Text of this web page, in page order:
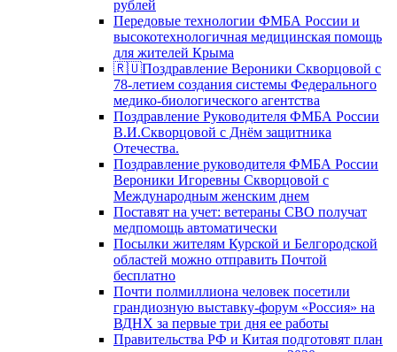
рублей
Передовые технологии ФМБА России и
высокотехнологичная медицинская помощь
для жителей Крыма
🇷🇺Поздравление Вероники Скворцовой с
78-летием создания системы Федерального
медико-биологического агентства
Поздравление Руководителя ФМБА России
В.И.Скворцовой с Днём защитника
Отечества.
Поздравление руководителя ФМБА России
Вероники Игоревны Скворцовой с
Международным женским днем
Поставят на учет: ветераны СВО получат
медпомощь автоматически
Посылки жителям Курской и Белгородской
областей можно отправить Почтой
бесплатно
Почти полмиллиона человек посетили
грандиозную выставку-форум «Россия» на
ВДНХ за первые три дня ее работы
Правительства РФ и Китая подготовят план